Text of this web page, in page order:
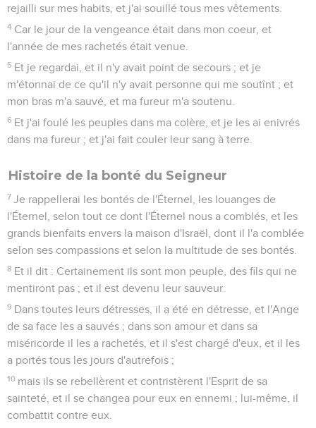
rejailli sur mes habits, et j'ai souillé tous mes vêtements.
4 Car le jour de la vengeance était dans mon coeur, et
l'année de mes rachetés était venue.
5 Et je regardai, et il n'y avait point de secours ; et je
m'étonnai de ce qu'il n'y avait personne qui me soutînt ; et
mon bras m'a sauvé, et ma fureur m'a soutenu.
6 Et j'ai foulé les peuples dans ma colère, et je les ai enivrés
dans ma fureur ; et j'ai fait couler leur sang à terre.
Histoire de la bonté du Seigneur
7 Je rappellerai les bontés de l'Éternel, les louanges de
l'Éternel, selon tout ce dont l'Éternel nous a comblés, et les
grands bienfaits envers la maison d'Israël, dont il l'a comblée
selon ses compassions et selon la multitude de ses bontés.
8 Et il dit : Certainement ils sont mon peuple, des fils qui ne
mentiront pas ; et il est devenu leur sauveur.
9 Dans toutes leurs détresses, il a été en détresse, et l'Ange
de sa face les a sauvés ; dans son amour et dans sa
miséricorde il les a rachetés, et il s'est chargé d'eux, et il les
a portés tous les jours d'autrefois ;
10 mais ils se rebellèrent et contristèrent l'Esprit de sa
sainteté, et il se changea pour eux en ennemi ; lui-même, il
combattit contre eux.